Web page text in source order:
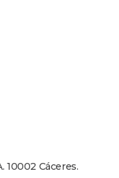
10002 Cáceres.